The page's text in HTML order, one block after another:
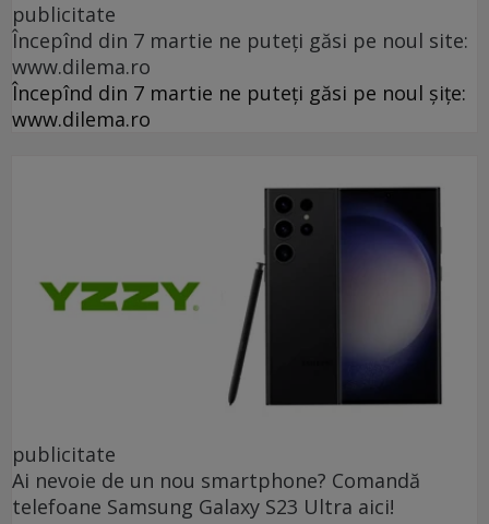
publicitate
Începînd din 7 martie ne puteți găsi pe noul site:
www.dilema.ro
Începînd din 7 martie ne puteți găsi pe noul șițe:
www.dilema.ro
publicitate
Ai nevoie de un nou smartphone? Comandă
telefoane Samsung Galaxy S23 Ultra aici!